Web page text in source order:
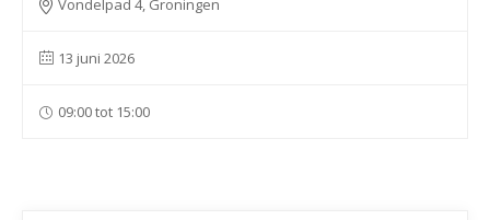
Vondelpad 4, Groningen
13 juni 2026
09:00 tot 15:00